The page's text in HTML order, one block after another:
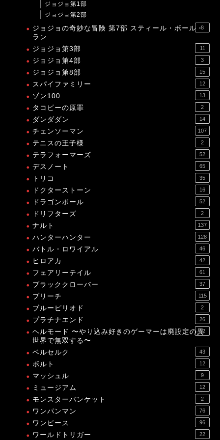
ジョジョ第1部
ジョジョ第2部
ジョジョの奇妙な冒険 第7部 スティール・ボール・
ラン
8
ジョジョ第3部 11
ジョジョ第4部 3
ジョジョ第8部 15
スパイファミリー 12
ゾン100 13
タコピーの原罪 2
ダンダダン 14
チェンソーマン 107
テニスの王子様 2
テラフォーマーズ 52
デスノート 65
トリコ 35
ドクターストーン 16
ドラゴンボール 52
ドリフターズ 2
ナルト 137
ハンターハンター 128
バトル・ロワイアル 46
ヒロアカ 42
フェアリーテイル 61
ブラッククローバー 37
ブリーチ 115
ブルーピリオド 2
プラチナエンド 26
ヘルモード 〜やり込み好きのゲーマーは廃設定の異
世界で無双する〜
12
ベルセルク 43
ボルト 12
マッシュル 9
ミュージアム 12
モンスターバンケット 2
ワンパンマン 76
ワンピース 96
ワールドトリガー 22